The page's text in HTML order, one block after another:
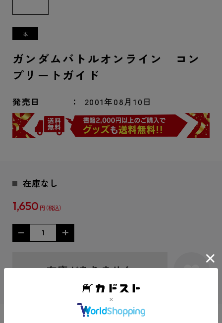
ガンダムバトルオンライン コン
プリートガイド
発売日 2001年08月10日
在庫なし
1,650 円
在庫がありません